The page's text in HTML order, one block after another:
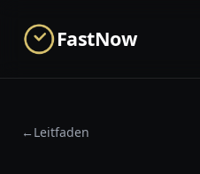
FastNow
← Leitfaden